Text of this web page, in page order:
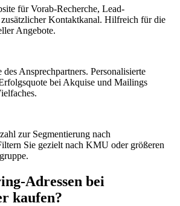
für Vorab-Recherche, Lead-
Kontaktkanal. Hilfreich für die
Angebote.
Ansprechpartners. Personalisierte
bei Akquise und Mailings
zur Segmentierung nach
Sie gezielt nach KMU oder größeren
-Adressen bei
kaufen?